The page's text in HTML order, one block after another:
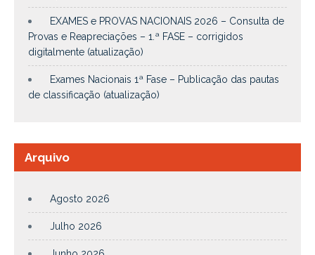
EXAMES e PROVAS NACIONAIS 2026 – Consulta de
Provas e Reapreciações – 1.ª FASE – corrigidos
digitalmente (atualização)
Exames Nacionais 1ª Fase – Publicação das pautas
de classificação (atualização)
Arquivo
Agosto 2026
Julho 2026